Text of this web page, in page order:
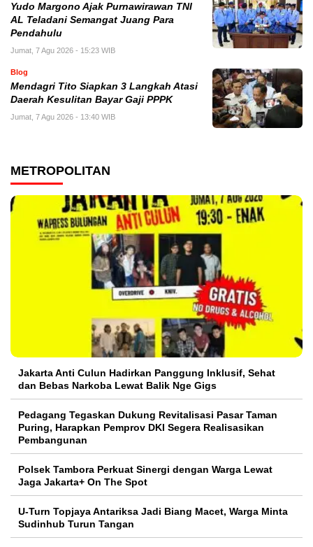
Yudo Margono Ajak Purnawirawan TNI
AL Teladani Semangat Juang Para
Pendahulu
Jumat, 7 Agu 2026 - 15:23 WIB
Blog
Mendagri Tito Siapkan 3 Langkah Atasi
Daerah Kesulitan Bayar Gaji PPPK
Jumat, 7 Agu 2026 - 13:40 WIB
METROPOLITAN
Jakarta Anti Culun Hadirkan Panggung Inklusif, Sehat
dan Bebas Narkoba Lewat Balik Nge Gigs
Pedagang Tegaskan Dukung Revitalisasi Pasar Taman
Puring, Harapkan Pemprov DKI Segera Realisasikan
Pembangunan
Polsek Tambora Perkuat Sinergi dengan Warga Lewat
Jaga Jakarta+ On The Spot
U-Turn Topjaya Antariksa Jadi Biang Macet, Warga Minta
Sudinhub Turun Tangan